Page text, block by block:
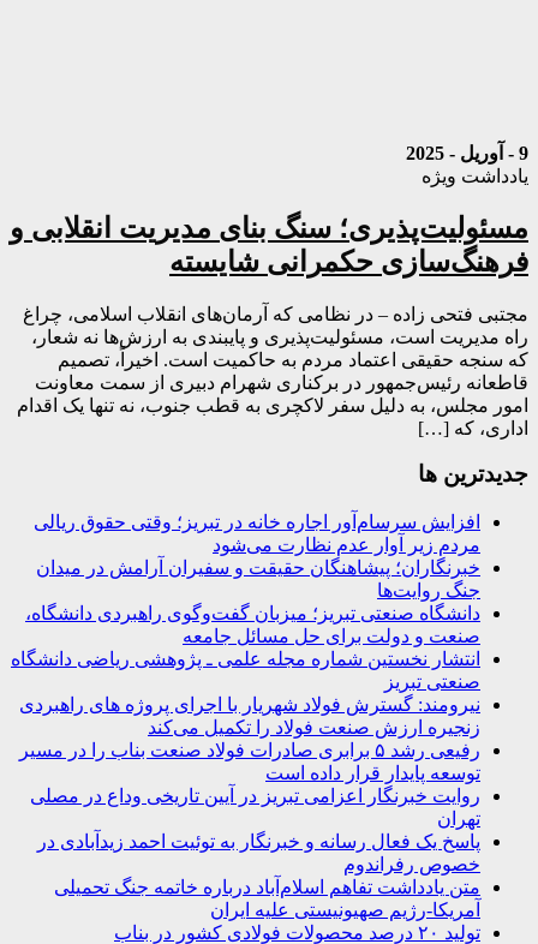
9 - آوریل - 2025
یادداشت ویژه
مسئولیت‌پذیری؛ سنگ بنای مدیریت انقلابی و
فرهنگ‌سازی حکمرانی شایسته
مجتبی فتحی زاده – در نظامی که آرمان‌های انقلاب اسلامی، چراغ
راه مدیریت است، مسئولیت‌پذیری و پایبندی به ارزش‌ها نه شعار،
که سنجه حقیقی اعتماد مردم به حاکمیت است. اخیراً، تصمیم
قاطعانه رئیس‌جمهور در برکناری شهرام دبیری از سمت معاونت
امور مجلس، به دلیل سفر لاکچری به قطب جنوب، نه تنها یک اقدام
اداری، که […]
جديدترين ها
افزایش سرسام‌آور اجاره خانه در تبریز؛ وقتی حقوق ریالی
مردم زیر آوار عدم نظارت می‌شود
خبرنگاران؛ پیشاهنگان حقیقت و سفیران آرامش در میدان
جنگ روایت‌ها
دانشگاه صنعتی تبریز؛ میزبان گفت‌وگوی راهبردی دانشگاه،
صنعت و دولت برای حل مسائل جامعه
انتشار نخستین شماره مجله علمی ـ پژوهشی ریاضی دانشگاه
صنعتی تبریز
نیرومند: گسترش فولاد شهریار با اجرای پروژه های راهبردی
زنجیره ارزش صنعت فولاد را تکمیل می‌کند
رفیعی رشد ۵ برابری صادرات فولاد صنعت بناب را در مسیر
توسعه پایدار قرار داده است
روایت خبرنگار اعزامی تبریز در آیین تاریخی وداع در مصلی
تهران
پاسخ یک فعال رسانه و خبرنگار به توئیت احمد زیدآبادی در
خصوص رفراندوم
متن یادداشت تفاهم اسلام‌آباد درباره خاتمه جنگ تحمیلی
آمریکا-رژیم صهیونیستی علیه ایران
تولید ۲۰ درصد محصولات فولادی کشور در بناب